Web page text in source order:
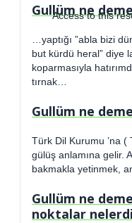
Gullüm ne
…yaptığı ”abla bizi
but kürdü heral” diye
koparmasıyla
tırnak…
Gullüm ne
Türk Dil Kurumu ’na (
gülüş anlamına gelir.
bakmakla yetinmek,
Gullüm ne
noktalar
Access to this